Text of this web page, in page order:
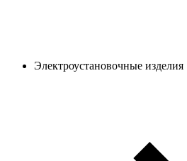
Электроустановочные изделия